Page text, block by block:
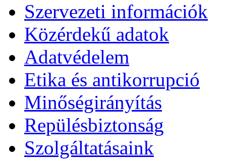
Szervezeti információk
Közérdekű adatok
Adatvédelem
Etika és antikorrupció
Minőségirányítás
Repülésbiztonság
Szolgáltatásaink